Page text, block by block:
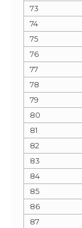
73
74
75
76
77
78
79
80
81
82
83
84
85
86
87